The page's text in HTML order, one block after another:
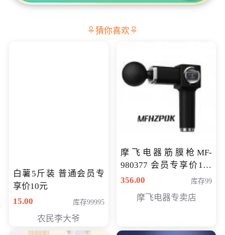
猜你喜欢
白薯5斤装 普通会员专
享价10元
15.00
库存99995
农民李大爷
摩飞电器筋膜枪MF-
980377 会员专享价199
元
356.00 库存99
摩飞电器专卖店